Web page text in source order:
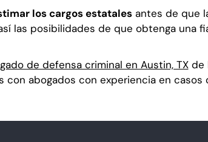
los cargos estatalesantes de que
las posibilidades de que obtenga una
de defensa criminal en Austin, TXde
con abogados con experiencia en casos